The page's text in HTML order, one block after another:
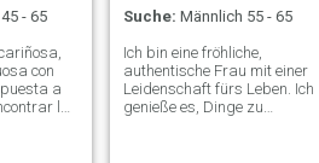
- 65
con
a
la
Suche: Männlich 55 - 65
Ich bin eine fröhliche,
authentische Frau mit einer
Leidenschaft fürs Leben. Ich
genieße es, Dinge zu